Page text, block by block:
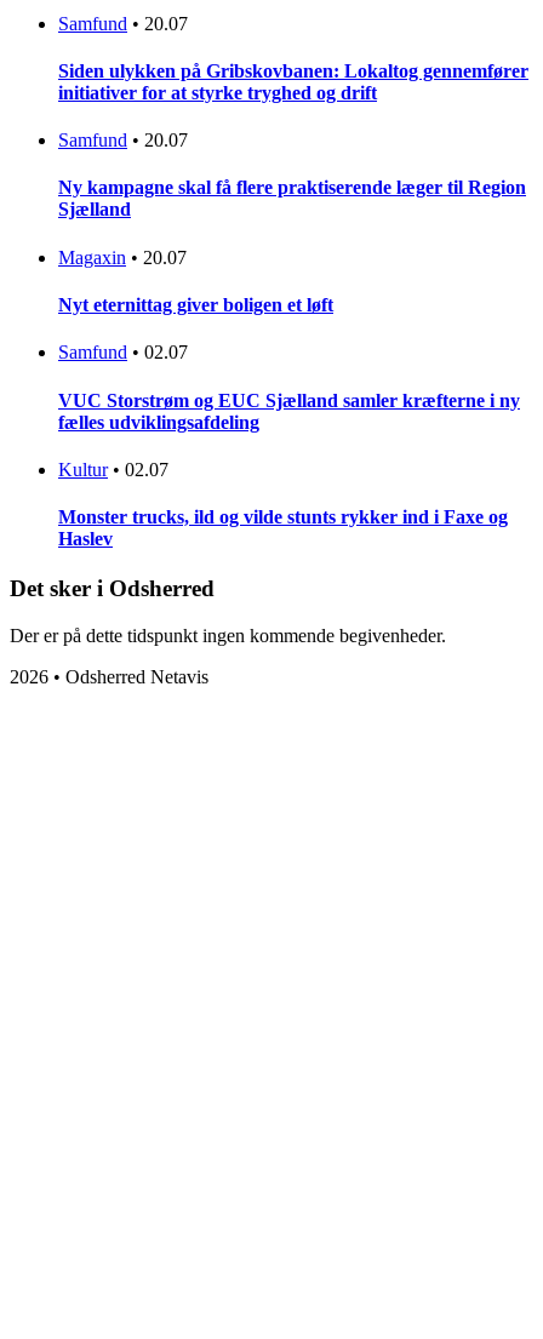
Samfund • 20.07
Siden ulykken på Gribskovbanen: Lokaltog gennemfører
initiativer for at styrke tryghed og drift
Samfund • 20.07
Ny kampagne skal få flere praktiserende læger til Region
Sjælland
Magaxin • 20.07
Nyt eternittag giver boligen et løft
Samfund • 02.07
VUC Storstrøm og EUC Sjælland samler kræfterne i ny
fælles udviklingsafdeling
Kultur • 02.07
Monster trucks, ild og vilde stunts rykker ind i Faxe og
Haslev
Det sker i Odsherred
Der er på dette tidspunkt ingen kommende begivenheder.
2026 • Odsherred Netavis